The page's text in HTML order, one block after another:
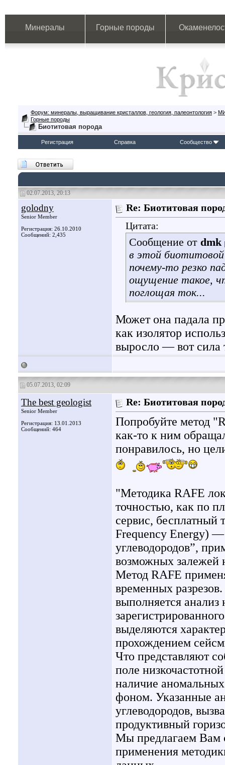
Минералы Горные породы
Форум: минералы, выращивание кристаллов, геология, палеонтология >
Горные породы
Биотитовая порода
Регистрация Справка Сообщество
02.07.2013, 20:13
golodny
Senior Member
Регистрация: 26.10.2010
Сообщений: 2,435
Re: Биотитовая
Цитата:
Сообщение от dmk
в этой
почему-то резко
ощущение такое,
поглощая ток...
Может она падала
как изолятор
выросло — вот сила
05.07.2013, 02:09
The best geologist
Senior Member
Регистрация: 13.01.2013
Сообщений: 464
Re: Биотитовая
Попробуйте метод
как-то к ним
понравилось, но
"Методика RAFE
точностью, как по
сервис, бесплатный
Frequency Energy) —
углеводородов”,
возможных залежей
Метод RAFE
временных
выполняется анализ
выделяются
прохождением
Что представляют
поле
наличие
фоном. Указанные
углеводородов,
продуктивный
Мы предлагаем Вам
применения